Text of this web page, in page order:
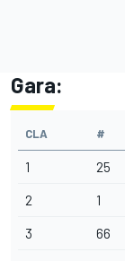
Gara:
CLA #
1 25
2 1
3 66